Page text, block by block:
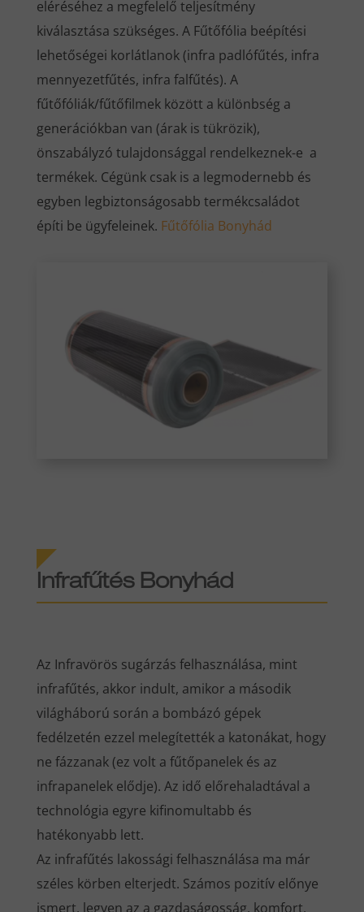
eléréséhez a megfelelő teljesítmény
kiválasztása szükséges. A Fűtőfólia beépítési
lehetőségei korlátlanok (infra padlófűtés, infra
mennyezetfűtés, infra falfűtés). A
fűtőfóliák/fűtőfilmek között a különbség a
generációkban van (árak is tükrözik),
önszabályzó tulajdonsággal rendelkeznek-e a
termékek. Cégünk csak is a legmodernebb és
egyben legbiztonságosabb termékcsaládot
építi be ügyfeleinek. Fűtőfólia Bonyhád
Infrafűtés Bonyhád
Az Infravörös sugárzás felhasználása, mint
infrafűtés, akkor indult, amikor a második
világháború során a bombázó gépek
fedélzetén ezzel melegítették a katonákat, hogy
ne fázzanak (ez volt a fűtőpanelek és az
infrapanelek elődje). Az idő előrehaladtával a
technológia egyre kifinomultabb és
hatékonyabb lett.
Az infrafűtés lakossági felhasználása ma már
széles körben elterjedt. Számos pozitív előnye
ismert, legyen az a gazdaságosság, komfort,